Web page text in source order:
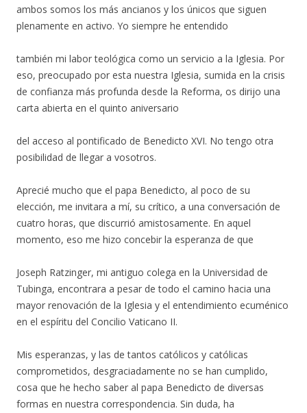
ambos somos los más ancianos y los únicos que siguen
plenamente en activo. Yo siempre he entendido
también mi labor teológica como un servicio a la Iglesia. Por
eso, preocupado por esta nuestra Iglesia, sumida en la crisis
de confianza más profunda desde la Reforma, os dirijo una
carta abierta en el quinto aniversario
del acceso al pontificado de Benedicto XVI. No tengo otra
posibilidad de llegar a vosotros.
Aprecié mucho que el papa Benedicto, al poco de su
elección, me invitara a mí, su crítico, a una conversación de
cuatro horas, que discurrió amistosamente. En aquel
momento, eso me hizo concebir la esperanza de que
Joseph Ratzinger, mi antiguo colega en la Universidad de
Tubinga, encontrara a pesar de todo el camino hacia una
mayor renovación de la Iglesia y el entendimiento ecuménico
en el espíritu del Concilio Vaticano II.
Mis esperanzas, y las de tantos católicos y católicas
comprometidos, desgraciadamente no se han cumplido,
cosa que he hecho saber al papa Benedicto de diversas
formas en nuestra correspondencia. Sin duda, ha